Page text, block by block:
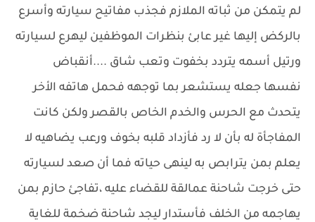
لم يتمكن من ثباته الملازم فجذب مفاتيح سيارته وأسرع
بالركض إليها غير عابئ بنظرات الموظفين ليهرع لسيارته
ورتيل أسمه يتردد بخفوت وتعب شاق ....أنقباض
نفسها جعله يستشعر بما توجهه فحمل هاتفه الأخر
يتحدث مع الحرس والخدم الخاص بالقصر ولكن كانت
المفاجأة له بأن لا رد فأزداد قلبه بخوف ورعب يضاهيه لا
يعلم بمن يترابص به لينهى حياته فما أن صعد لسيارته
حتى خرجت شاحنة عمالقة للقضاء عليه ،تفاجئ حازم بمن
يهاجمه من الخلف فأستدار ليجد شاحنة ضخمة للغاية